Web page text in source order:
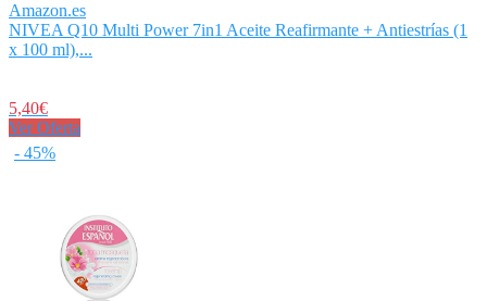
Amazon.es
NIVEA Q10 Multi Power 7in1 Aceite Reafirmante + Antiestrías (1
x 100 ml),...
5,40€
Ver Oferta
- 45%